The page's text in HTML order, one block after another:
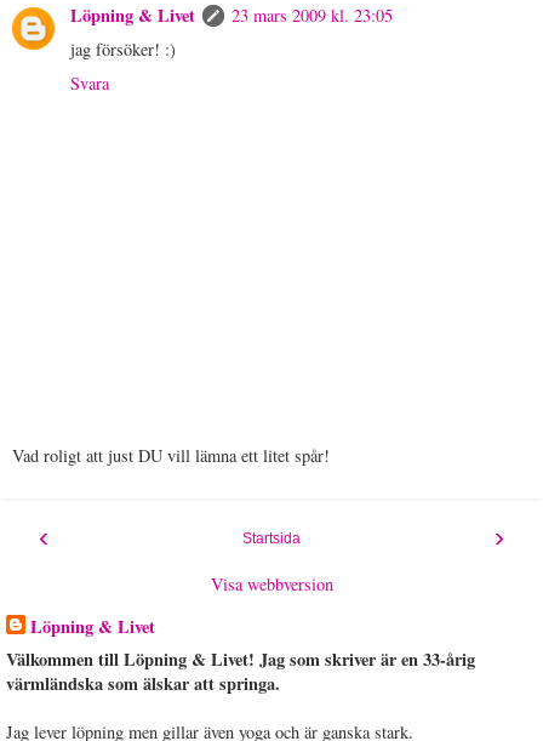
Löpning & Livet
23 mars 2009 kl. 23:05
jag försöker! :)
Svara
Vad roligt att just DU vill lämna ett litet spår!
‹ ›
Startsida
Visa webbversion
Löpning & Livet
Välkommen till Löpning & Livet! Jag som skriver är en 33-årig
värmländska som älskar att springa.
Jag lever löpning men gillar även yoga och är ganska stark.